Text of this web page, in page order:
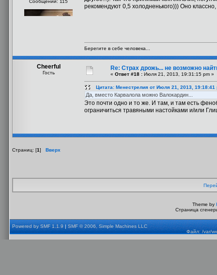
Сообщений: 115
рекомендуют 0,5 холодненького))) Оно
Берегите в себе человека...
Cheerful
Гость
Re: Страх дрожь... не возможно
« Ответ #18 : Июля 21, 2013, 19:31:15 pm »
Цитата: Менестрелия от Июля 21, 2013, 19:18:41
Да, вместо Карвалола можно Валокардин...
Это почти одно и то же. И там, и там есть
ограничиться травяными настойками и/или
Страниц: [1] Вверх
Theme by
Страница
Powered by SMF 1.1.9|SMF © 2006, Simple Machines LLC
Файл: /var/